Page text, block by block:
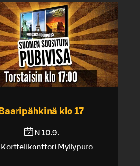
Baaripähkinä klo 17
N 10.9.
Korttelikonttori Myllypuro